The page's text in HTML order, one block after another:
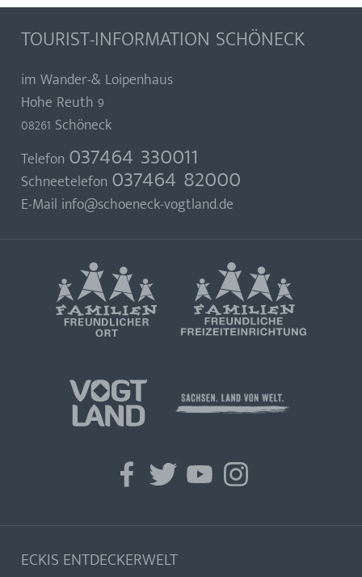
TOURIST-INFORMATION SCHÖNECK
im Wander-& Loipenhaus
Hohe Reuth 9
08261 Schöneck
Telefon 037464 330011
Schneetelefon 037464 82000
E-Mail info@schoeneck-vogtland.de
facebooktwitteryoutubeinstagram
ECKIS ENTDECKERWELT